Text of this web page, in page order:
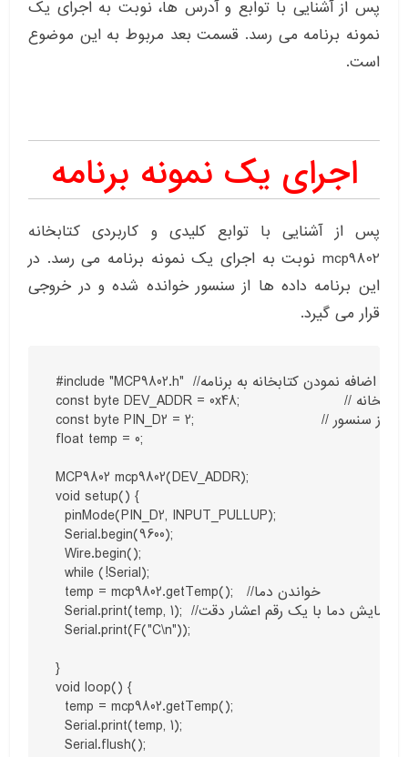
پس از آشنایی با توابع و آدرس ها، نوبت به اجرای یک
نمونه برنامه می رسد. قسمت بعد مربوط به این موضوع
است.
اجرای یک نمونه برنامه
پس از آشنایی با توابع کلیدی و کاربردی کتابخانه
mcp9802 نوبت به اجرای یک نمونه برنامه می رسد. در
این برنامه داده ها از سنسور خوانده شده و در خروجی
قرار می گیرد.
#include "MCP9802.h"  //اضافه نمودن کتابخانه به برنامه
const byte DEV_ADDR = 0x48;                       // آدرس کتابخانه
const byte PIN_D2 = 2;                            // پایه جهت دریافت آلارم از سنسور
float temp = 0;
MCP9802 mcp9802(DEV_ADDR);
void setup() {
  pinMode(PIN_D2, INPUT_PULLUP);
  Serial.begin(9600);
  Wire.begin();
  while (!Serial);
  temp = mcp9802.getTemp();   //خواندن دما
  Serial.print(temp, 1);  //نمایش دما با یک رقم اعشار دقت
  Serial.print(F("C\n"));
}
void loop() {
  temp = mcp9802.getTemp();
  Serial.print(temp, 1);
  Serial.flush();